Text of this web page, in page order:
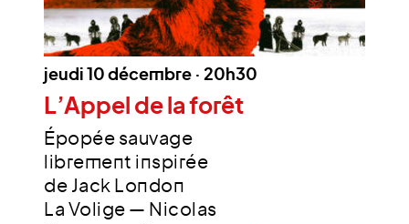
jeudi 10 décembre · 20h30
L’Appel de la forêt
Épopée sauvage
librement inspirée
de Jack London
La Volige — Nicolas